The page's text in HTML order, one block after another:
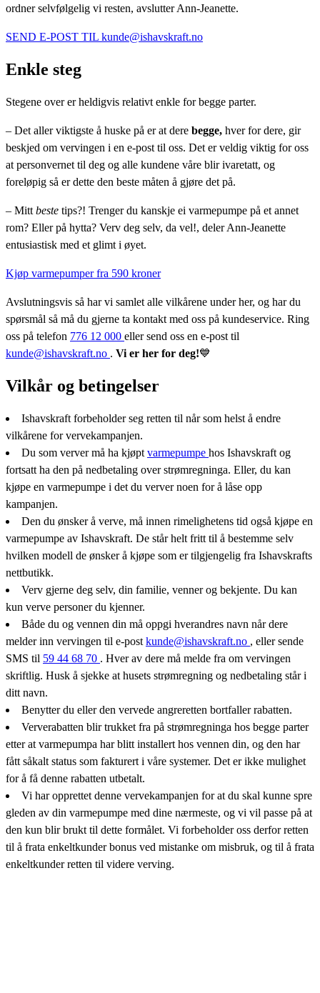
ordner selvfølgelig vi resten, avslutter Ann-Jeanette.
SEND E-POST TIL kunde@ishavskraft.no
Enkle steg
Stegene over er heldigvis relativt enkle for begge parter.
– Det aller viktigste å huske på er at dere begge, hver for dere, gir
beskjed om vervingen i en e-post til oss. Det er veldig viktig for oss
at personvernet til deg og alle kundene våre blir ivaretatt, og
foreløpig så er dette den beste måten å gjøre det på.
– Mitt beste tips?! Trenger du kanskje ei varmepumpe på et annet
rom? Eller på hytta? Verv deg selv, da vel!, deler Ann-Jeanette
entusiastisk med et glimt i øyet.
Kjøp varmepumper fra 590 kroner
Avslutningsvis så har vi samlet alle vilkårene under her, og har du
spørsmål så må du gjerne ta kontakt med oss på kundeservice. Ring
oss på telefon 776 12 000 eller send oss en e-post til
kunde@ishavskraft.no . Vi er her for deg!💙
Vilkår og betingelser
Ishavskraft forbeholder seg retten til når som helst å endre
vilkårene for vervekampanjen.
Du som verver må ha kjøpt varmepumpe hos Ishavskraft og
fortsatt ha den på nedbetaling over strømregninga. Eller, du kan
kjøpe en varmepumpe i det du verver noen for å låse opp
kampanjen.
Den du ønsker å verve, må innen rimelighetens tid også kjøpe en
varmepumpe av Ishavskraft. De står helt fritt til å bestemme selv
hvilken modell de ønsker å kjøpe som er tilgjengelig fra Ishavskrafts
nettbutikk.
Verv gjerne deg selv, din familie, venner og bekjente. Du kan
kun verve personer du kjenner.
Både du og vennen din må oppgi hverandres navn når dere
melder inn vervingen til e-post kunde@ishavskraft.no , eller sende
SMS til 59 44 68 70 . Hver av dere må melde fra om vervingen
skriftlig. Husk å sjekke at husets strømregning og nedbetaling står i
ditt navn.
Benytter du eller den vervede angreretten bortfaller rabatten.
Ververabatten blir trukket fra på strømregninga hos begge parter
etter at varmepumpa har blitt installert hos vennen din, og den har
fått såkalt status som fakturert i våre systemer. Det er ikke mulighet
for å få denne rabatten utbetalt.
Vi har opprettet denne vervekampanjen for at du skal kunne spre
gleden av din varmepumpe med dine nærmeste, og vi vil passe på at
den kun blir brukt til dette formålet. Vi forbeholder oss derfor retten
til å frata enkeltkunder bonus ved mistanke om misbruk, og til å frata
enkeltkunder retten til videre verving.